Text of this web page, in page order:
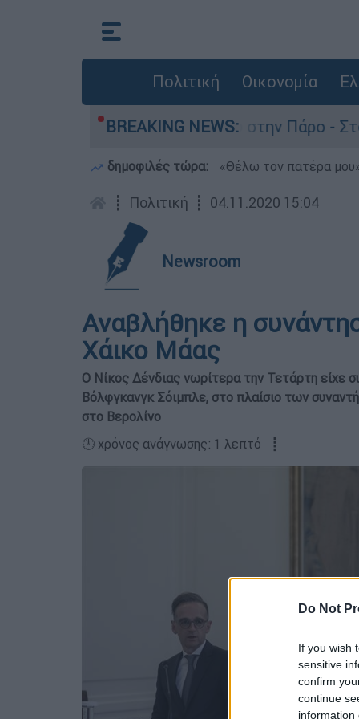
Do Not
If you wish
sensitive
confirm
continue
information
Πολιτική Οικονομία
BREAKING NEWS:
τον θάνατο του 4χρονου στην Πάρο - Στο
δημοφιλές τώρα: «Θέλω τον πατέρα
┋ Πολιτική ┋ 04.11.2020 15:04
Newsroom
Αναβλήθηκε η
Χάικο Μάας
Ο Νίκος Δένδιας νωρίτερα την Τετάρτη είχε
Βόλφγκανγκ Σόιμπλε, στο πλαίσιο των
στο Βερολίνο
🕛 χρόνος ανάγνωσης: 1 λεπτό ┋